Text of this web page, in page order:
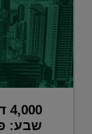
שבע: